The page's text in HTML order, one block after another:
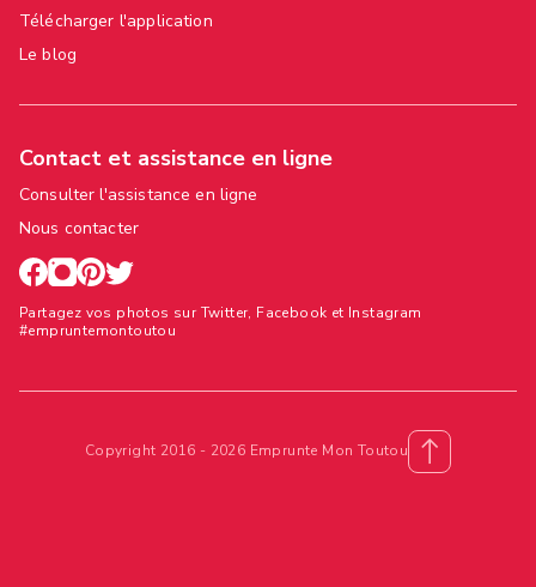
Télécharger l'application
Le blog
Contact et assistance en ligne
Consulter l'assistance en ligne
Nous contacter
Partagez vos photos sur Twitter, Facebook et Instagram
#empruntemontoutou
Copyright 2016 - 2026 Emprunte Mon Toutou